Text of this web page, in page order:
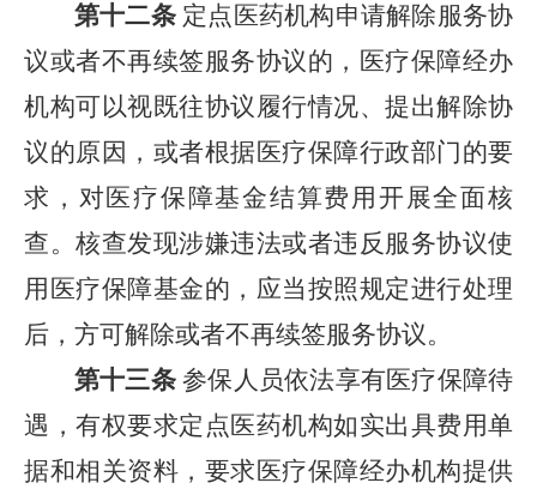
第十二条 定点医药机构申请解除服务协
议或者不再续签服务协议的，医疗保障经办
机构可以视既往协议履行情况、提出解除协
议的原因，或者根据医疗保障行政部门的要
求，对医疗保障基金结算费用开展全面核
查。核查发现涉嫌违法或者违反服务协议使
用医疗保障基金的，应当按照规定进行处理
后，方可解除或者不再续签服务协议。
第十三条参保人员依法享有医疗保障待
遇，有权要求定点医药机构如实出具费用单
据和相关资料，要求医疗保障经办机构提供